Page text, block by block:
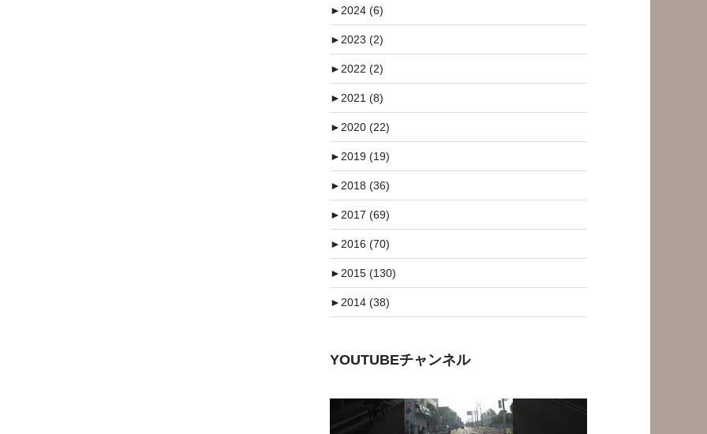
►2024 (6)
►2023 (2)
►2022 (2)
►2021 (8)
►2020 (22)
►2019 (19)
►2018 (36)
►2017 (69)
►2016 (70)
►2015 (130)
►2014 (38)
YOUTUBEチャンネル